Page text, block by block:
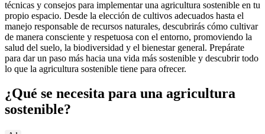
técnicas y consejos para implementar una agricultura sostenible en tu
propio espacio. Desde la elección de cultivos adecuados hasta el
manejo responsable de recursos naturales, descubrirás cómo cultivar
de manera consciente y respetuosa con el entorno, promoviendo la
salud del suelo, la biodiversidad y el bienestar general. Prepárate
para dar un paso más hacia una vida más sostenible y descubrir todo
lo que la agricultura sostenible tiene para ofrecer.
¿Qué se necesita para una agricultura
sostenible?